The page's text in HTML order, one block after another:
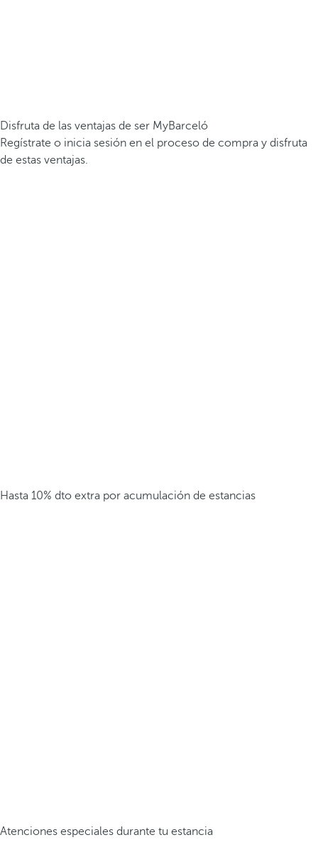
Disfruta de las ventajas de ser MyBarceló
Regístrate o inicia sesión en el proceso de compra y disfruta
de estas ventajas.
Hasta 10% dto extra por acumulación de estancias
Atenciones especiales durante tu estancia